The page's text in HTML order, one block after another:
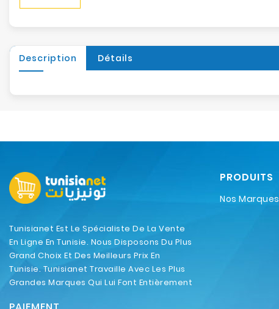
Description Détails
Tunisianet Est Le Spécialiste De La Vente
En Ligne En Tunisie. Nous Disposons Du Plus
Grand Choix Et Des Meilleurs Prix En
Tunisie. Tunisianet Travaille Avec Les Plus
Grandes Marques Qui Lui Font Entièrement
PRODUITS
Nos Marques